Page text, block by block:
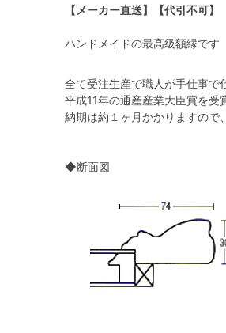
【メーカー直送】【代引不可】
ハンドメイドの最高級額縁です
全て受注生産で職人が手仕事で
平成11年の通産産業大臣賞を
納期は約１ヶ月かかりますので
◆断面図